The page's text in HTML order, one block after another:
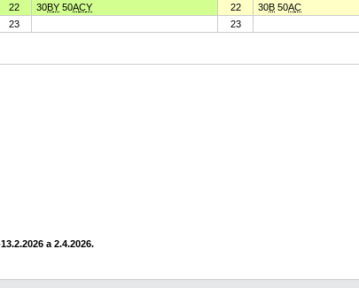
22 30BY 50ACY 22 30B 50AC
23 23
a 2.4.2026.